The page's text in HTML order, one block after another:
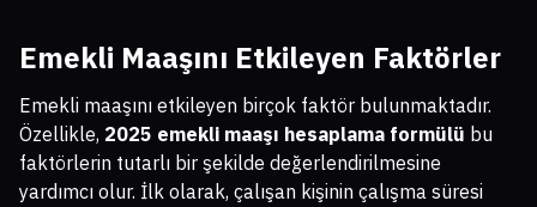
Emekli Maaşını Etkileyen Faktörler
Emekli maaşını etkileyen birçok faktör bulunmaktadır.
Özellikle, 2025 emekli maaşı hesaplama formülü bu
faktörlerin tutarlı bir şekilde değerlendirilmesine
yardımcı olur. İlk olarak, çalışan kişinin çalışma süresi